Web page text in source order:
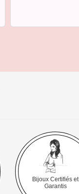
Bijoux Certifiés et
Garantis